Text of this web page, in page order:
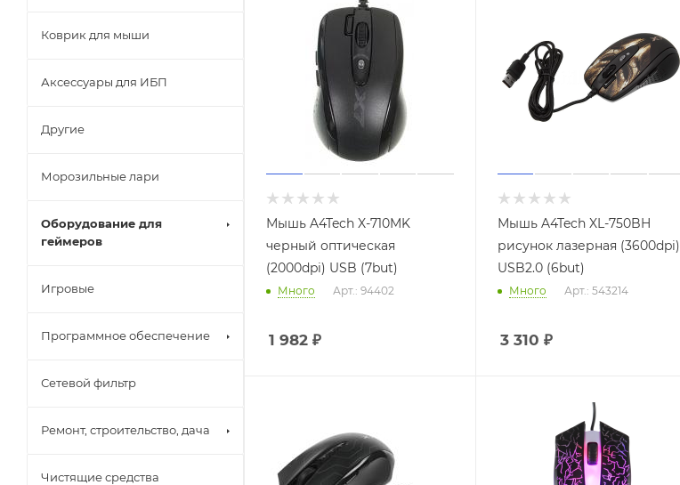
Мышь A4Tech X-710MK
черный оптическая
(2000dpi) USB (7but)
Много Арт.: 94402
1 982 ₽
Мышь A4Tech XL-750BH
рисунок лазерная (3600dpi)
USB2.0 (6but)
Много Арт.: 543214
3 310 ₽
Коврик для мыши
Аксессуары для ИБП
Другие
Морозильные лари
Оборудование для
геймеров
Игровые
Программное обеспечение
Сетевой фильтр
Ремонт, строительство, дача
Чистящие средства